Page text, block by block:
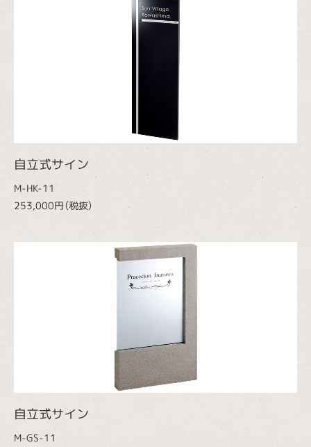
自立式サイン
M-HK-11
253,000円（税抜）
自立式サイン
M-GS-11